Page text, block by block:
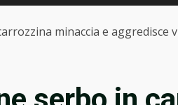
minaccia e aggredisce